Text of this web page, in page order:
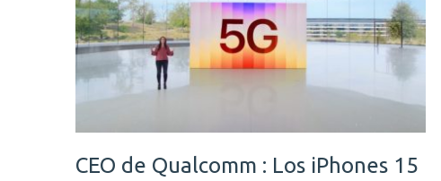
CEO de Qualcomm : Los iPhones 15